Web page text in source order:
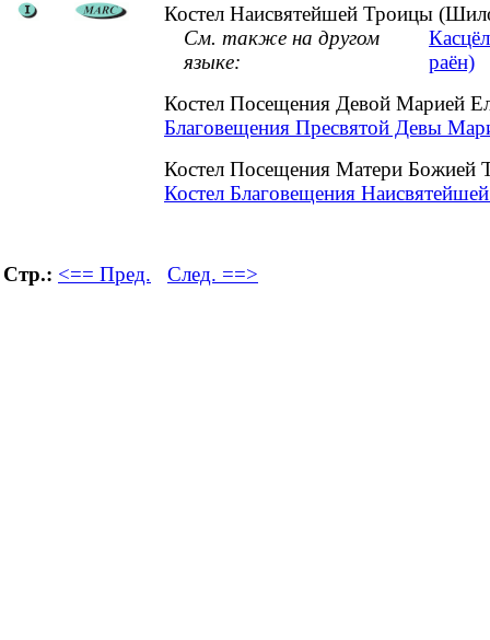
Костел Наисвятейшей Троицы
См. также на другом
языке:
раён)
Костел Посещения Девой Марией
Благовещения Пресвятой Девы
Костел Посещения Матери Божией
Костел Благовещения
Стр.: <== Пред. След. ==>